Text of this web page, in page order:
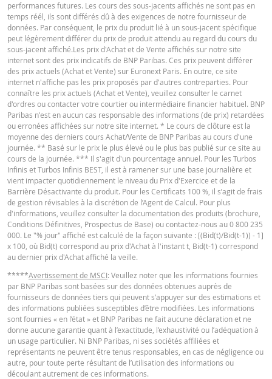
SITUATION
ACTUELLE
NOUVELLE
SITUATION
La Borne Basse a été atteinte
pendant la vie du produit
Prix du
produit
- -
La Borne Basse n'a jamais été
atteinte pendant la vie du
produit
Prix du
produit
- -
BNP Paribas n’agit pas en tant que conseiller juridique ou fiscal, comptable
conseiller en investissement et n’a aucune obligation de fiduciaire à votre
en ce qui concerne le calculateur et / ou en relation avec des transactions
des produits émis par BNP Paribas ou d’autres transactions connexes. Vous
pouvez pas compter sur BNP Paribas pour des conseils en investissement
des recommandations de quelque nature que ce soit. Bien que les prix
soient basés sur des informations jugées fiables, leur exactitude ou leur
exhaustivité n'est pas garantie. BNP Paribas n'offre aucune garantie en ce
concerne les informations fournies par la calculatrice et décline toute
responsabilité pour tout dommage direct, indirect, spécial, accessoire,
immatériel ou consécutif (y compris le manque à gagner) résultant de
manière que ce soit de l'utilisation de la calculatrice par vous. ou vos
ou les informations contenues dans ce document. Les données de taux de
change saisies proviennent de BNP Paribas et s’appliquent strictement à la
Français (France)
FINAL TERMS
Français (France)
CONDITIONS DÉFINITIVES RÉSUMÉ
Français (France)
KEY INFORMATION DOCUMENTS
QUOTES
Latest Product Quotes CSV
performances futures. Les cours des sous-jacents affichés ne sont pas en
temps réél, ils sont différés dû à des exigences de notre fournisseur de
données. Par conséquent, le prix du produit lié à un sous-jacent spécifique
peut légèrement différer du prix de produit attendu au regard du cours du
sous-jacent affiché.Les prix d'Achat et de Vente affichés sur notre site
internet sont des prix indicatifs de BNP Paribas. Ces prix peuvent différer
des prix actuels (Achat et Vente) sur Euronext Paris. En outre, ce site
internet n'affiche pas les prix proposés par d'autres contreparties. Pour
connaître les prix actuels (Achat et Vente), veuillez consulter le carnet
d'ordres ou contacter votre courtier ou intermédiaire financier habituel. BNP
Paribas n'est en aucun cas responsable des informations (de prix) retardées
ou erronées affichées sur notre site internet. * Le cours de clôture est la
moyenne des derniers cours Achat/Vente de BNP Paribas au cours d'une
journée. ** Basé sur le prix le plus élevé ou le plus bas publié sur ce site au
cours de la journée. *** Il s'agit d'un pourcentage annuel. Pour les Turbos
Infinis et Turbos Infinis BEST, il est à ramener sur une base journalière et
vient impacter quotidiennement le niveau du Prix d'Exercice et de la
Barrière Désactivante du produit. Pour les Certificats 100 %, il s’agit de frais
de gestion révisables à la discrétion de l’Agent de Calcul. Pour plus
d'informations, veuillez consulter la documentation des produits (brochure,
Conditions Définitives, Prospectus de Base) ou contactez-nous au 0 800 235
000. Le "% jour" affiché est calculé de la façon suivante : [(Bid(t)/Bid(t-1)) - 1]
x 100, où Bid(t) correspond au prix d'Achat à l'instant t, Bid(t-1) correspond
au dernier prix d'Achat affiché la veille.
*****Avertissement de MSCI: Veuillez noter que les informations fournies
par BNP Paribas sont basées sur des données obtenues auprès de
fournisseurs de données tiers qui peuvent s’appuyer sur des estimations et
des informations publiées susceptibles d’être modifiées. Les informations
sont fournies « en l’état » et BNP Paribas ne fait aucune déclaration et ne
donne aucune garantie quant à l’exactitude, l’exhaustivité ou l’adéquation à
un usage particulier. Ni BNP Paribas, ni ses sociétés affiliées et
représentants ne peuvent être tenus responsables, en cas de négligence ou
autre, pour toute perte résultant de l’utilisation des informations ou
découlant autrement de ces informations.